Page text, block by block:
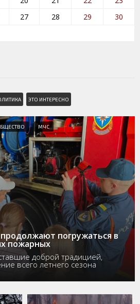
27 28 29
30
ЭТО ИНТЕРЕСНО
МЧС
погружаться в
пожарных
доброй традицией,
всего летнего сезона